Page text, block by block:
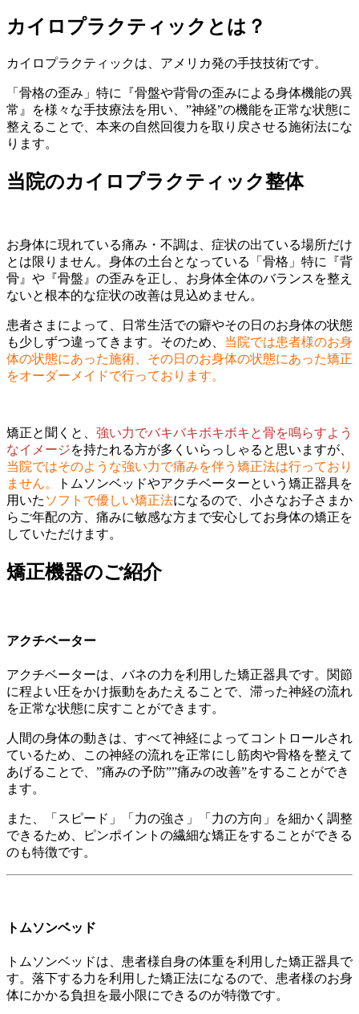
カイロプラクティックとは？
カイロプラクティックは、アメリカ発の手技技術です。
「骨格の歪み」特に『骨盤や背骨の歪みによる身体機能の異
常』を様々な手技療法を用い、”神経”の機能を正常な状態に
整えることで、本来の自然回復力を取り戻させる施術法にな
ります。
当院のカイロプラクティック整体
お身体に現れている痛み・不調は、症状の出ている場所だけ
とは限りません。身体の土台となっている「骨格」特に『背
骨』や『骨盤』の歪みを正し、お身体全体のバランスを整え
ないと根本的な症状の改善は見込めません。
患者さまによって、日常生活での癖やその日のお身体の状態
も少しずつ違ってきます。そのため、 当院では患者様のお身
体の状態にあった施術、その日のお身体の状態にあった矯正
をオーダーメイドで行っております。
矯正と聞くと、 強い力でバキバキボキボキと骨を鳴らすよう
なイメージを持たれる方が多くいらっしゃると思いますが、
当院ではそのような強い力で痛みを伴う矯正法は行っており
ません。
トムソンベッドやアクチベーターという矯正器具を
用いた ソフトで優しい矯正法になるので、小さなお子さまか
らご年配の方、痛みに敏感な方まで安心してお身体の矯正を
していただけます。
矯正機器のご紹介
アクチベーター
アクチベーターは、バネの力を利用した矯正器具です。関節
に程よい圧をかけ振動をあたえることで、滞った神経の流れ
を正常な状態に戻すことができます。
人間の身体の動きは、すべて神経によってコントロールされ
ているため、この神経の流れを正常にし筋肉や骨格を整えて
あげることで、”痛みの予防””痛みの改善”をすることができ
ます。
また、「スピード」「力の強さ」「力の方向」を細かく調整
できるため、ピンポイントの繊細な矯正をすることができる
のも特徴です。
トムソンベッド
トムソンベッドは、患者様自身の体重を利用した矯正器具で
す。落下する力を利用した矯正法になるので、患者様のお身
体にかかる負担を最小限にできるのが特徴です。